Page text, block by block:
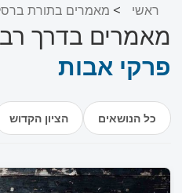
ראשי > מאמרים בתורת
מאמרים בדרך
פרקי אבות
כל הנושאים הציון הקדוש